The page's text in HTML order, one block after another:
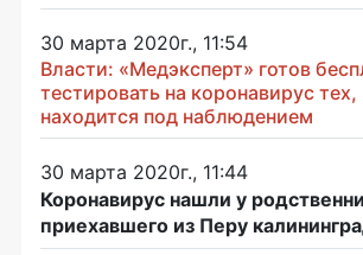
30 марта 2020г., 11:54
Власти: «Медэксперт» готов
тестировать на коронавирус тех,
находится под наблюдением
30 марта 2020г., 11:44
Коронавирус нашли у
приехавшего из Перу